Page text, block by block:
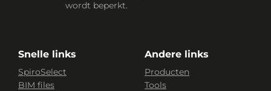
wordt beperkt.
Snelle links
SpiroSelect
BIM files
Andere links
Producten
Tools